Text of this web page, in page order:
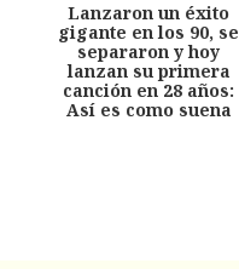
Lanzaron un éxito
gigante en los 90, se
separaron y hoy
lanzan su primera
canción en 28 años:
Así es como suena